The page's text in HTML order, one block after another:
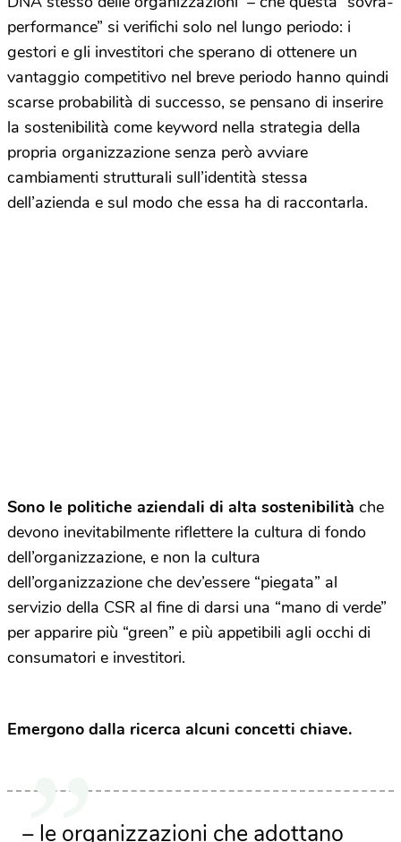
performance” si verifichi solo nel lungo periodo: i
gestori e gli investitori che sperano di ottenere un
vantaggio competitivo nel breve periodo hanno quindi
scarse probabilità di successo, se pensano di inserire
la sostenibilità come keyword nella strategia della
propria organizzazione senza però avviare
cambiamenti strutturali sull’identità stessa
dell’azienda e sul modo che essa ha di raccontarla.
Sono le politiche aziendali di alta sostenibilità che
devono inevitabilmente riflettere la cultura di fondo
dell’organizzazione, e non la cultura
dell’organizzazione che dev’essere “piegata” al
servizio della CSR al fine di darsi una “mano di verde”
per apparire più “green” e più appetibili agli occhi di
consumatori e investitori.
Emergono dalla ricerca alcuni concetti chiave.
– le organizzazioni che adottano